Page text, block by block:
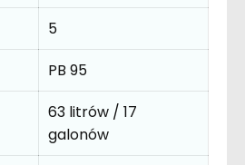
5
PB 95
63 litrów / 17
galonów